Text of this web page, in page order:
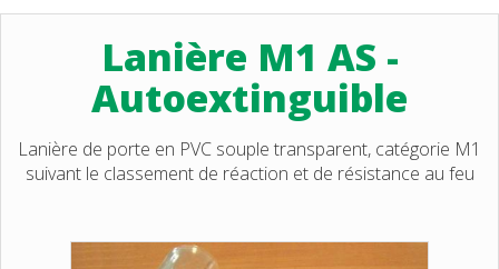
Lanière M1 AS -
Autoextinguible
Lanière de porte en PVC souple transparent, catégorie M1
suivant le classement de réaction et de résistance au feu